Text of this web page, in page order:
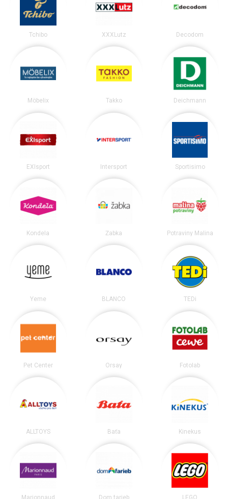
Tchibo XXXLutz Decodom
Möbelix Takko Deichmann
EXIsport Intersport Sportisimo
Kondela Žabka Potraviny Malina
Yeme BLANCO TEDi
Pet Center Orsay Fotolab
ALLTOYS Baťa Kinekus